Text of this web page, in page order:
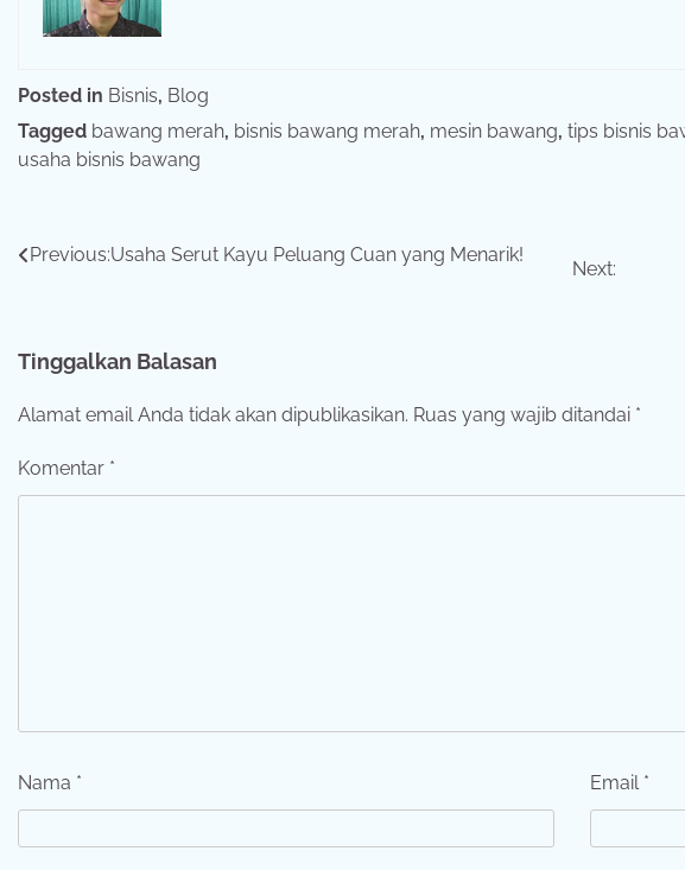
Posted in Bisnis, Blog
Tagged bawang merah, bisnis bawang merah, mesin bawang, tips bisnis
usaha bisnis bawang
Navigasi
Previous:Usaha Serut Kayu Peluang Cuan yang Menarik!
Next:
Tinggalkan Balasan
Alamat email Anda tidak akan dipublikasikan. Ruas yang wajib ditandai *
Komentar *
Nama * Email *